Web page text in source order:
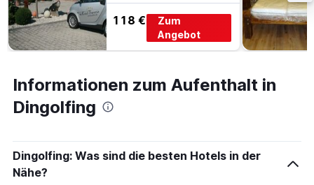
118 €
Zum
Angebot
Informationen zum Aufenthalt in
Dingolfing
Dingolfing: Was sind die besten Hotels in der
Nähe?